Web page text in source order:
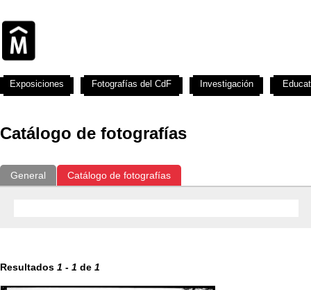
Catálogo de fotografías
General Catálogo de fotografías
Resultados 1 - 1 de 1
Exposiciones Fotografías del CdF Investigación